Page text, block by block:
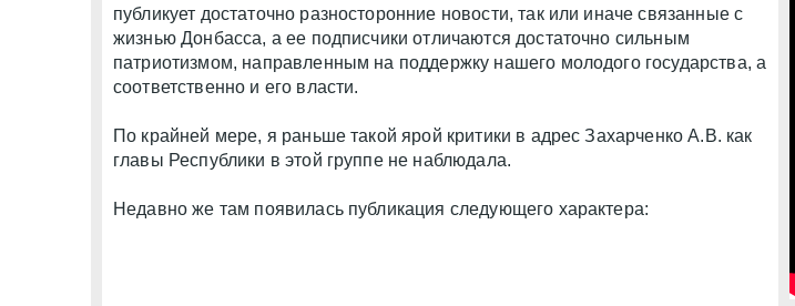
публикует достаточно разносторонние новости, так или иначе связанные с
жизнью Донбасса, а ее подписчики отличаются достаточно сильным
патриотизмом, направленным на поддержку нашего молодого государства, а
соответственно и его власти.
По крайней мере, я раньше такой ярой критики в адрес Захарченко А.В. как
главы Республики в этой группе не наблюдала.
Недавно же там появилась публикация следующего характера: